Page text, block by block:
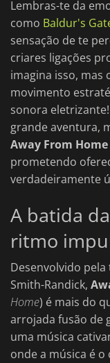
Lembras-te da
como Baldur's
sensação de te
criares ligações
imagina isso, mas
movimento
sonora
grande aventura,
Away From Home
prometendo
verdadeiramente
A batida
ritmo
Desenvolvido
Smith-Randick,
Home) é mais do
arrojada fusão de
uma música
onde a música é